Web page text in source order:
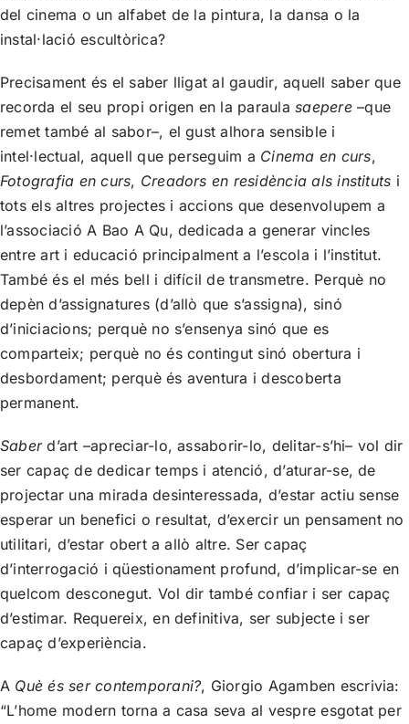
del cinema o un alfabet de la pintura, la dansa o la
instal·lació escultòrica?
Precisament és el saber lligat al gaudir, aquell saber que
recorda el seu propi origen en la paraulasaepere–que
remet també al sabor–, el gust alhora sensible i
intel·lectual, aquell que perseguim a Cinema en curs,
Fotografia en curs, Creadors en residència als instituts i
tots els altres projectes i accions que desenvolupem a
l’associació A Bao A Qu, dedicada a generar vincles
entre art i educació principalment a l’escola i l’institut.
També és el més bell i difícil de transmetre. Perquè no
depèn d’assignatures (d’allò que s’assigna), sinó
d’iniciacions; perquè no s’ensenya sinó que es
comparteix; perquè no és contingut sinó obertura i
desbordament; perquè és aventura i descoberta
permanent.
Saberd’art –apreciar-lo, assaborir-lo, delitar-s’hi– vol dir
ser capaç de dedicar temps i atenció, d’aturar-se, de
projectar una mirada desinteressada, d’estar actiu sense
esperar un benefici o resultat, d’exercir un pensament no
utilitari, d’estar obert a allò altre. Ser capaç
d’interrogació i qüestionament profund, d’implicar-se en
quelcom desconegut. Vol dir també confiar i ser capaç
d’estimar. Requereix, en definitiva, ser subjecte i ser
capaç d’experiència.
A Què és ser contemporani?, Giorgio Agamben escrivia:
“L’home modern torna a casa seva al vespre esgotat per